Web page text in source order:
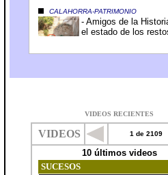
VIDEOS RECIENTES